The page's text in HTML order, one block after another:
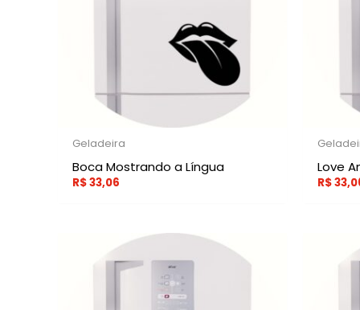
Geladeira
Boca Mostrando a Língua
R$33,06
Love
R$